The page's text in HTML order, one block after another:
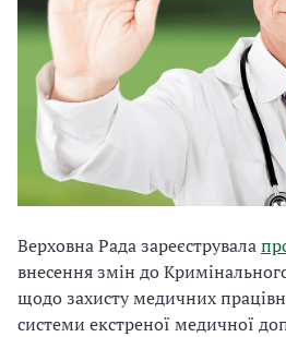
Верховна Рада зареєструвала
внесення змін до
щодо захисту медичних
системи екстреної медичної